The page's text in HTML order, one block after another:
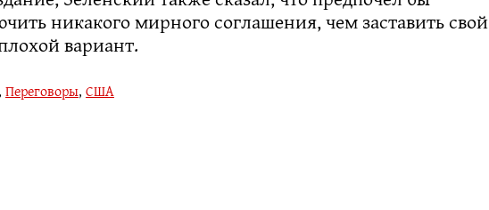
никакого мирного соглашения, чем заставить свой
вариант.
Переговоры, США